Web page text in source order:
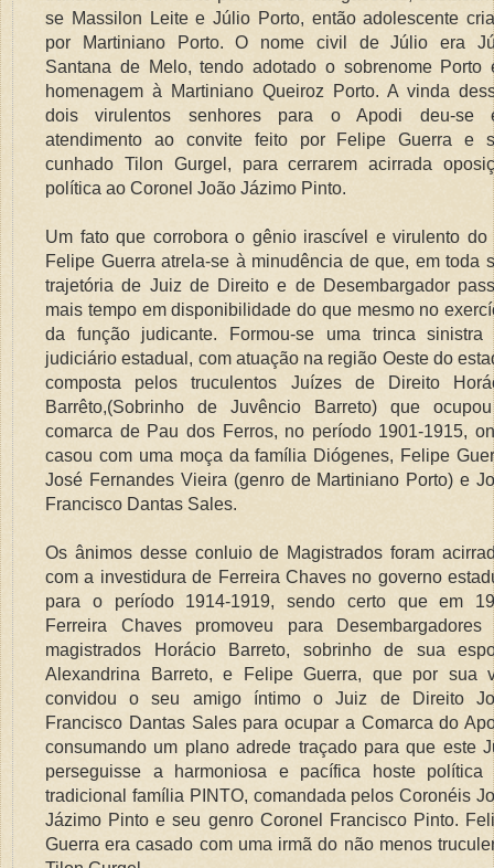
se Massilon Leite e Júlio Porto, então adolescente
por Martiniano Porto. O nome civil de Júlio era
Santana de Melo, tendo adotado o sobrenome Porto
homenagem à Martiniano Queiroz Porto. A vinda
dois virulentos senhores para o Apodi deu-se
atendimento ao convite feito por Felipe Guerra e
cunhado Tilon Gurgel, para cerrarem acirrada
política ao Coronel João Jázimo Pinto.
Um fato que corrobora o gênio irascível e virulento do
Felipe Guerra atrela-se à minudência de que, em toda
trajetória de Juiz de Direito e de Desembargador
mais tempo em disponibilidade do que mesmo no
da função judicante. Formou-se uma trinca sinistra
judiciário estadual, com atuação na região Oeste do
composta pelos truculentos Juízes de Direito
Barrêto,(Sobrinho de Juvêncio Barreto) que
comarca de Pau dos Ferros, no período 1901-1915,
casou com uma moça da família Diógenes, Felipe
José Fernandes Vieira (genro de Martiniano Porto) e
Francisco Dantas Sales.
Os ânimos desse conluio de Magistrados foram
com a investidura de Ferreira Chaves no governo
para o período 1914-1919, sendo certo que em
Ferreira Chaves promoveu para Desembargadores
magistrados Horácio Barreto, sobrinho de sua
Alexandrina Barreto, e Felipe Guerra, que por sua
convidou o seu amigo íntimo o Juiz de Direito
Francisco Dantas Sales para ocupar a Comarca do
consumando um plano adrede traçado para que este
perseguisse a harmoniosa e pacífica hoste política
tradicional família PINTO, comandada pelos Coronéis
Jázimo Pinto e seu genro Coronel Francisco Pinto.
Guerra era casado com uma irmã do não menos